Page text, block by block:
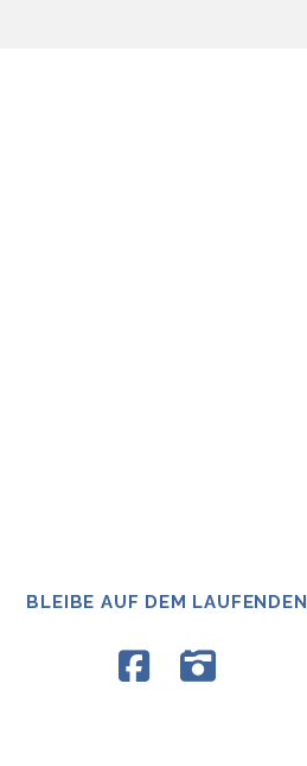
BLEIBE AUF DEM LAUFENDEN